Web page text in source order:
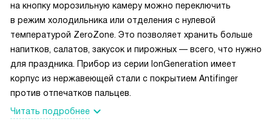
на кнопку морозильную камеру можно переключить
в режим холодильника или отделения с нулевой
температурой ZeroZone. Это позволяет хранить больше
напитков, салатов, закусок и пирожных — всего, что нужно
для праздника. Прибор из серии IonGeneration имеет
корпус из нержавеющей стали с покрытием Antifinger
против отпечатков пальцев.
Читать подробнее